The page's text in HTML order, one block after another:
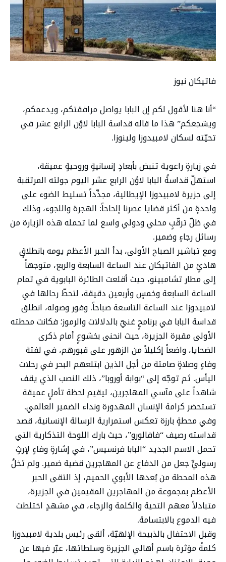
فاتيكان نيوز
“أنا هنا لأقول لكم إن البابا يواصل مرافقتكم، ويدعمكم،
ويشجعكم” هذا ما قاله قداسة البابا لاوُن الرابع عشر في
تحيّته لسكان لامبيدوزا ولينوزا.
في زيارةٍ راعوية تنبض بأبعادٍ إنسانيةٍ وروحيةٍ عميقة،
استهلّ قداسةُ البابا لاوُن الرابع عشر اليوم جولته المرتقبة
إلى جزيرة لامبيدوزا الإيطالية، مجدِّداً تسليط الضوء على
واحدةٍ من أكثر قضايا عصرنا إلحاحاً: الهجرة واللجوء، وذلك
في ظلّ ترقّبٍ محلي ودولي واسع لما تحمله هذه الزيارة من
رسائل رجاءٍ وضمير.
ومع تباشير الصباح الأولى، بدأ الحبر الأعظم يومه بانطلاقٍ
هادئٍ من الفاتيكان عند الساعة السابعة والربع، متوجهاً
إلى مطار تشامبينو، حيث أقلعت الطائرة البابوية في تمام
الساعة السابعة وخمسٍ وأربعين دقيقة، لتحطّ رحالها في
لامبيدوزا عند الساعة التاسعة صباحاً. وفور وصوله، انطلق
قداسة البابا في برنامجٍ غنيّ بالدلالات والرموز؛ فكانت محطته
الأولى مقبرة الجزيرة، حيث انحنى بخشوعٍ أمام ذكرى
الضحايا، واضعاً إكليلاً من الزهور على قبورهم، في لفتة
وفاءٍ وصلاةٍ صامتة من أجل الذين ابتلعهم البحر في رحلات
اليأس. ثم توجّه إلى “بوابة أوروبا”، ذلك النصب الذي يقف
شاهداً على مآسي المهاجرين، ليقيم لحظة تأملٍ عميقة
تستحضر كرامة الإنسان المهدورة ونداء الضمير العالمي.
وفي محطةٍ بارزة تعكس استمرارية الرسالة الإنسانية، قصد
قداسته رصيف “فافالورو”، حيث بارك اللوحة التذكارية التي
تحمل الاسم الجديد “البابا فرنسيس”، في إشارةٍ وفاءٍ لإرثٍ
رسوليٍّ جعل من الدفاع عن المهاجرين قضية ضمير. ولم تخلُ
هذه المحطة من بُعدها الأبوي الحميم، إذ التقى الحبر
الأعظم بمجموعة من المهاجرين المقيمين في الجزيرة،
متبادلاً معهم التحية والكلمة والرجاء، في مشهدٍ اختلطت
فيه الدموع بالابتسامة.
وقبل الاحتفال بالذبيحة الإلهيّة، ألقى رئيس بلدية لامبيدوزا
كلمةً مؤثرة باسم أهالي الجزيرة وسلطاتها، عبّر فيها عن